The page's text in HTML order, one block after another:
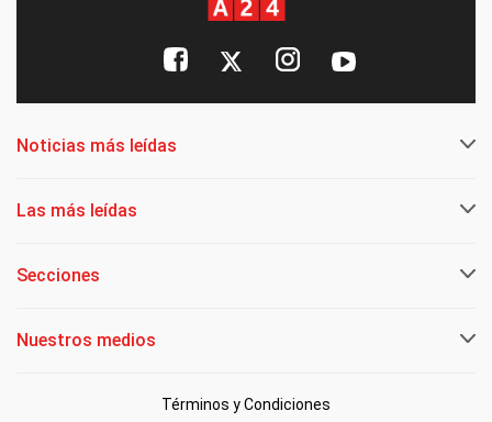
Noticias más leídas
Las más leídas
Secciones
Nuestros medios
Términos y Condiciones